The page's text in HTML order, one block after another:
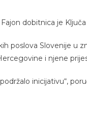
dobitnica je Ključa
poslova Slovenije u
i njene
inicijativu“,